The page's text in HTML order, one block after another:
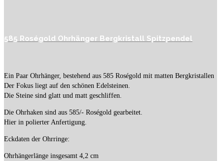
585 Roségold Ohrhänger Bergkristall Spitzpendel
Ein Paar Ohrhänger, bestehend aus 585 Roségold mit matten Bergkristallen
Der Fokus liegt auf den schönen Edelsteinen.
Die Steine sind glatt und matt geschliffen.
Die Ohrhaken sind aus 585/- Roségold gearbeitet.
Hier in polierter Anfertigung.
Eckdaten der Ohrringe:
Ohrhängerlänge insgesamt 4,2 cm